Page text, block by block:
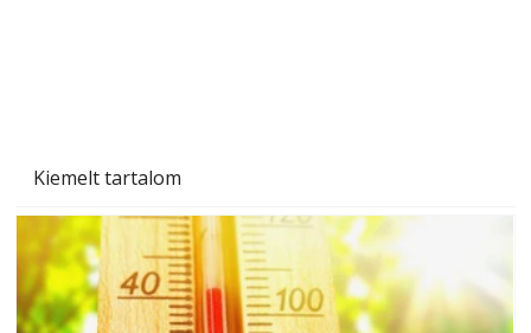
Kiemelt tartalom